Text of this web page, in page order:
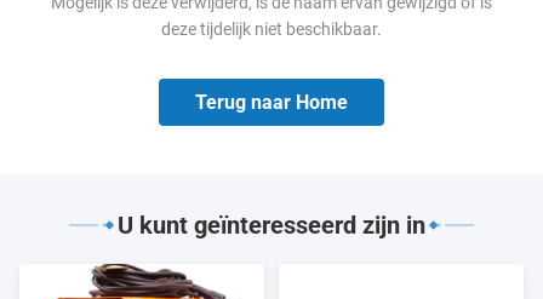
deze tijdelijk niet beschikbaar.
Terug naar Home
U kunt geïnteresseerd zijn in